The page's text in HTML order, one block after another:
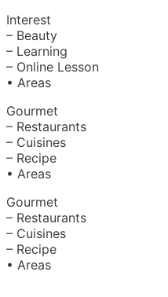
Interest
– Beauty
– Learning
– Online Lesson
• Areas
Gourmet
– Restaurants
– Cuisines
– Recipe
• Areas
Gourmet
– Restaurants
– Cuisines
– Recipe
• Areas